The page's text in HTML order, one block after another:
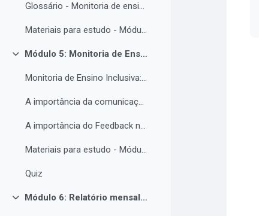
Glossário - Monitoria de ensino e educação inclusiva.
Materiais para estudo - Módulo 4.
Contrair
Módulo 5: Monitoria de Ensino Inclusiva, comunicação e feedback.
Monitoria de Ensino Inclusiva: comunicação e feedback.
A importância da comunicação entre o(a) monitor(a) e o estudantes PNE.
A importância do Feedback na monitoria de ensino inclusiva.
Materiais para estudo - Módulo 5.
Quiz
Contrair
Módulo 6: Relatório mensal de atividades da Monitoria de ensino inclusiva.